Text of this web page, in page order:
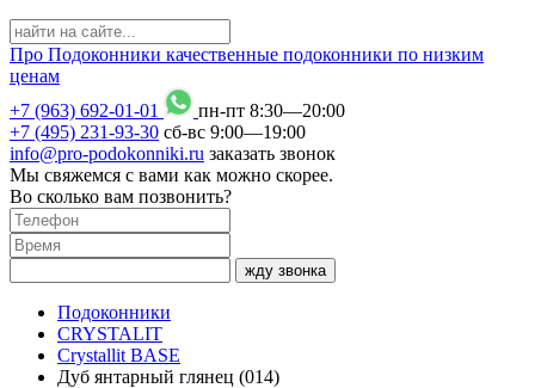
Про Подоконники качественные подоконники по низким
ценам
+7 (963) 692-01-01
пн-пт 8:30—20:00
+7 (495) 231-93-30 сб-вс 9:00—19:00
info@pro-podokonniki.ru заказать звонок
Мы свяжемся с вами как можно скорее.
Во сколько вам позвонить?
жду звонка
Подоконники
CRYSTALIT
Crystallit BASE
Дуб янтарный глянец (014)